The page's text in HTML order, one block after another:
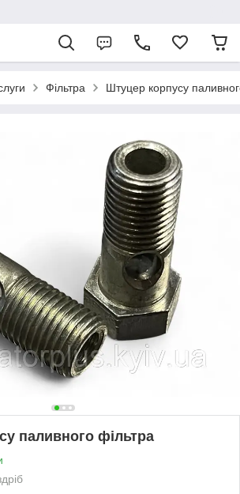
Фільтра Штуцер корпусу
паливного фільтра